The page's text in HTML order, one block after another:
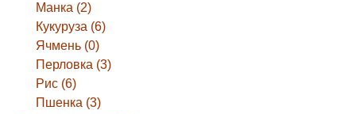
Манка (2)
Кукуруза (6)
Ячмень (0)
Перловка (3)
Рис (6)
Пшенка (3)